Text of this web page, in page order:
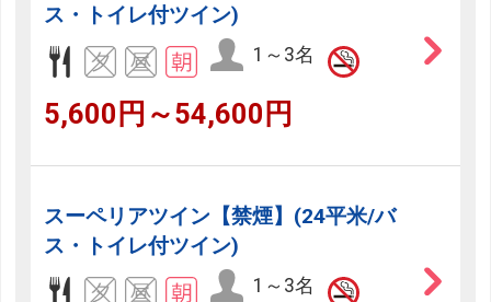
ス・トイレ付ツイン)
1～3名
5,600円～54,600円
スーペリアツイン【禁煙】(24平米/バ
ス・トイレ付ツイン)
1～3名